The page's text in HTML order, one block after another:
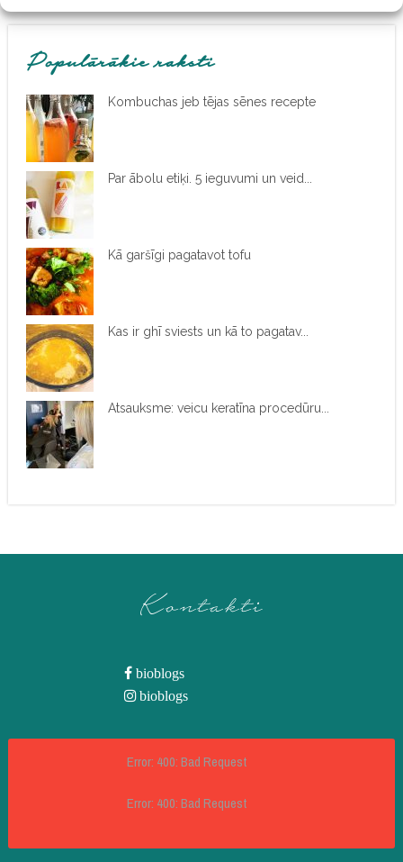
Populārākie raksti
Kombuchas jeb tējas sēnes recepte
Par ābolu etiķi. 5 ieguvumi un veid...
Kā garšīgi pagatavot tofu
Kas ir ghī sviests un kā to pagatav...
Atsauksme: veicu keratīna procedūru...
Kontakti
bioblogs
bioblogs
Error: 400: Bad Request
Error: 400: Bad Request